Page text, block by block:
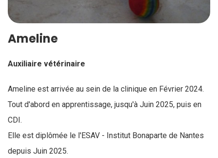
Ameline
Auxiliaire vétérinaire
Ameline est arrivée au sein de la clinique en Février 2024.
Tout d'abord en apprentissage, jusqu'à Juin 2025, puis en
CDI.
Elle est diplômée le l'ESAV - Institut Bonaparte de Nantes
depuis Juin 2025.